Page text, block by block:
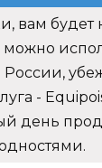
вам будет
-
день